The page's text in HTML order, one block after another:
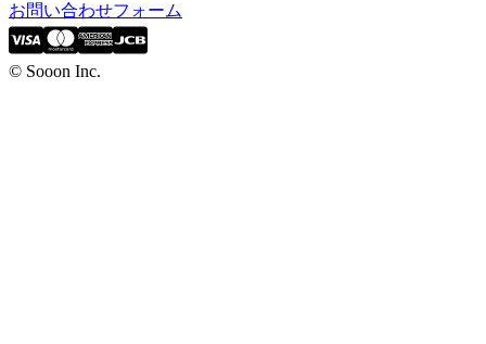
お問い合わせフォーム
© Sooon Inc.